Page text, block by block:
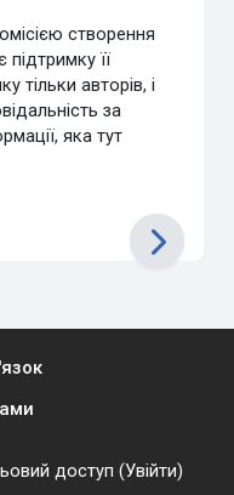
створення
підтримку її
тільки авторів, і
за
яка тут
доступ (Увійти)